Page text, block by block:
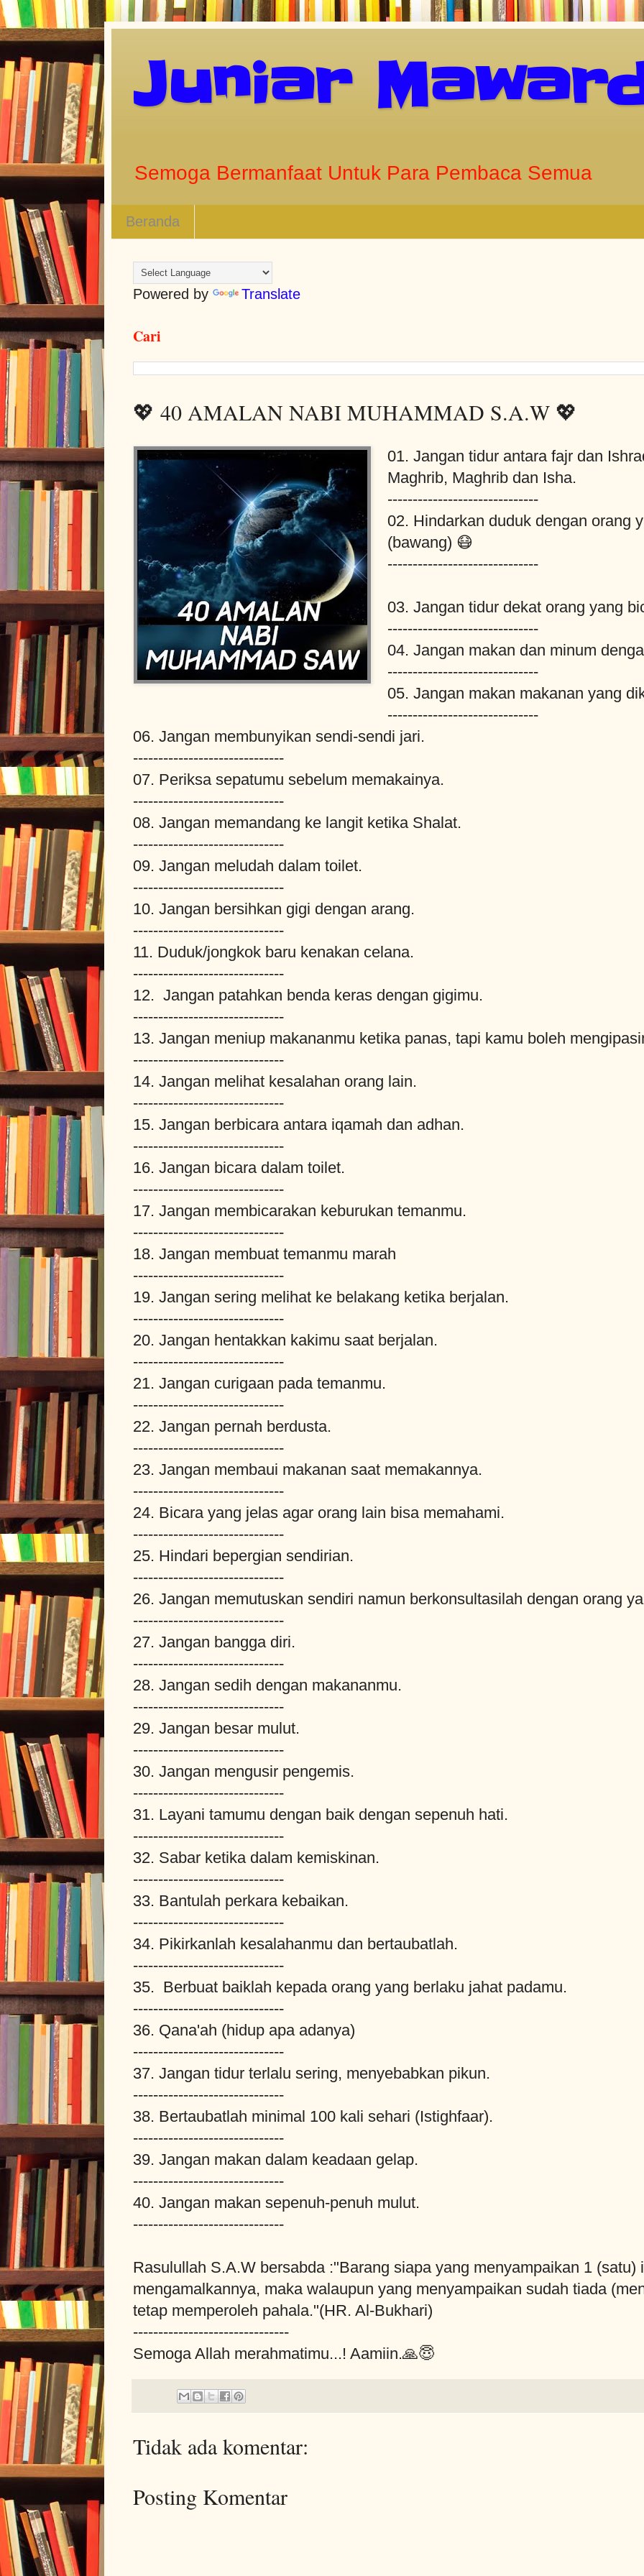
Juniar
Semoga Bermanfaat Untuk Para Pembaca Semua
Beranda
Powered by Translate
Cari
💖 40 AMALAN NABI MUHAMMAD S.A.W 💖
01. Jangan tidur antara fajr dan
Maghrib, Maghrib dan Isha.
------------------------------
02. Hindarkan duduk dengan orang
(bawang) 😷
------------------------------
03. Jangan tidur dekat orang yang
------------------------------
04. Jangan makan dan minum
------------------------------
05. Jangan makan makanan yang
------------------------------
06. Jangan membunyikan sendi-sendi jari.
------------------------------
07. Periksa sepatumu sebelum memakainya.
------------------------------
08. Jangan memandang ke langit ketika Shalat.
------------------------------
09. Jangan meludah dalam toilet.
------------------------------
10. Jangan bersihkan gigi dengan arang.
------------------------------
11. Duduk/jongkok baru kenakan celana.
------------------------------
12. Jangan patahkan benda keras dengan gigimu.
------------------------------
13. Jangan meniup makananmu ketika panas, tapi kamu boleh
------------------------------
14. Jangan melihat kesalahan orang lain.
------------------------------
15. Jangan berbicara antara iqamah dan adhan.
------------------------------
16. Jangan bicara dalam toilet.
------------------------------
17. Jangan membicarakan keburukan temanmu.
------------------------------
18. Jangan membuat temanmu marah
------------------------------
19. Jangan sering melihat ke belakang ketika berjalan.
------------------------------
20. Jangan hentakkan kakimu saat berjalan.
------------------------------
21. Jangan curigaan pada temanmu.
------------------------------
22. Jangan pernah berdusta.
------------------------------
23. Jangan membaui makanan saat memakannya.
------------------------------
24. Bicara yang jelas agar orang lain bisa memahami.
------------------------------
25. Hindari bepergian sendirian.
------------------------------
26. Jangan memutuskan sendiri namun berkonsultasilah dengan orang
------------------------------
27. Jangan bangga diri.
------------------------------
28. Jangan sedih dengan makananmu.
------------------------------
29. Jangan besar mulut.
------------------------------
30. Jangan mengusir pengemis.
------------------------------
31. Layani tamumu dengan baik dengan sepenuh hati.
------------------------------
32. Sabar ketika dalam kemiskinan.
------------------------------
33. Bantulah perkara kebaikan.
------------------------------
34. Pikirkanlah kesalahanmu dan bertaubatlah.
------------------------------
35. Berbuat baiklah kepada orang yang berlaku jahat padamu.
------------------------------
36. Qana'ah (hidup apa adanya)
------------------------------
37. Jangan tidur terlalu sering, menyebabkan pikun.
------------------------------
38. Bertaubatlah minimal 100 kali sehari (Istighfaar).
------------------------------
39. Jangan makan dalam keadaan gelap.
------------------------------
40. Jangan makan sepenuh-penuh mulut.
------------------------------
Rasulullah S.A.W bersabda :"Barang siapa yang menyampaikan 1 (satu)
mengamalkannya, maka walaupun yang menyampaikan sudah tiada
tetap memperoleh pahala."(HR. Al-Bukhari)
-------------------------------
Semoga Allah merahmatimu...! Aamiin.🙏😇
Tidak ada komentar:
Posting Komentar